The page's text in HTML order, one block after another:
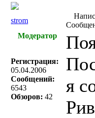
strom
Модератор
Регистрация:
05.04.2006
Сообщений:
6543
Обзоров: 42
я